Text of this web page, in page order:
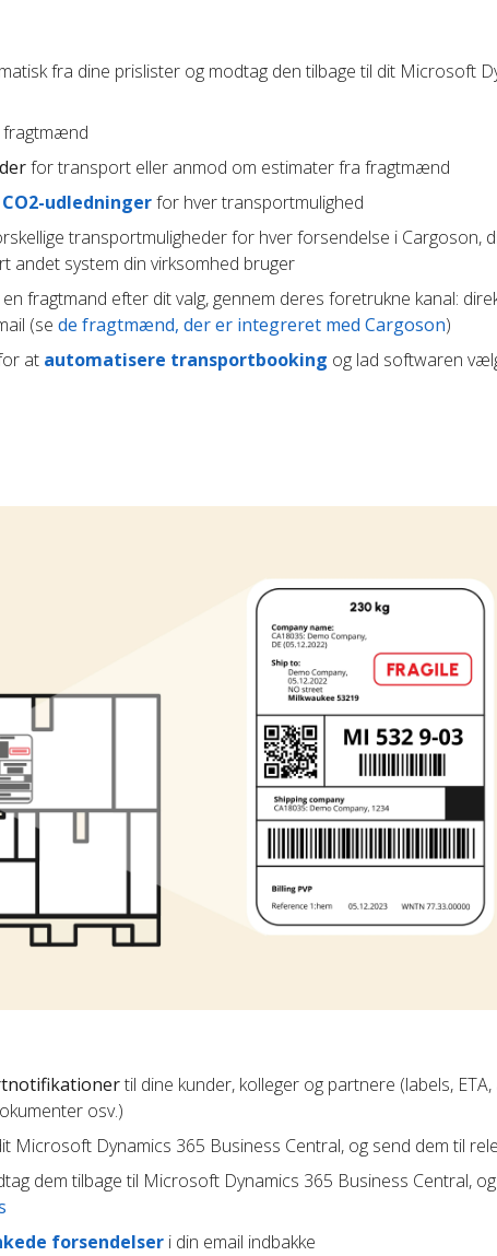
fra dine prislister og modtag den tilbage til dit Microsoft
fragtmænd
for transport eller anmod om estimater fra fragtmænd
udledningerfor hver transportmulighed
transportmuligheder for hver forsendelse i Cargoson,
andet system din virksomhed bruger
fragtmand efter dit valg, gennem deres foretrukne kanal:
(se de fragtmænd, der er integreret med Cargoson)
at automatisere transportbooking og lad softwaren
til dine kunder, kolleger og partnere (labels,
osv.)
Microsoft Dynamics 365 Business Central, og send dem til
dem tilbage til Microsoft Dynamics 365 Business Central,
forsendelser i din email indbakke